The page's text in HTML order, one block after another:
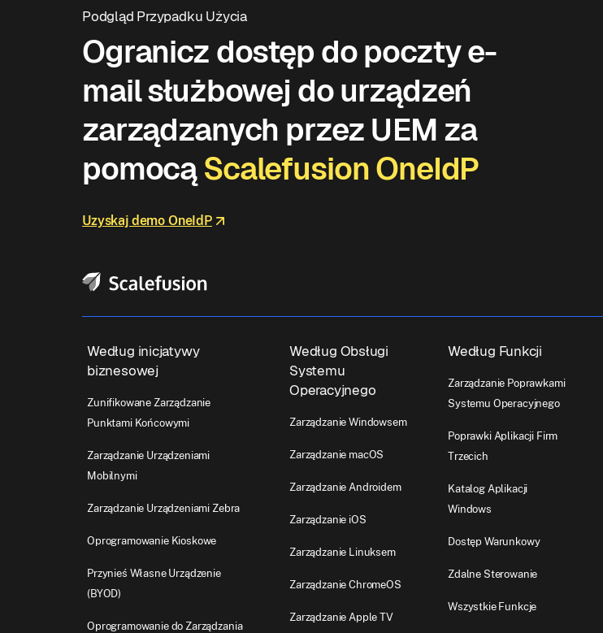
Podgląd Przypadku Użycia
Ogranicz dostęp do poczty e-
mail służbowej do urządzeń
zarządzanych przez UEM za
pomocąScalefusion OneIdP
Uzyskaj demo OneIdP
Według inicjatywy
biznesowej
Zunifikowane Zarządzanie
Punktami Końcowymi
Zarządzanie Urządzeniami
Mobilnymi
Zarządzanie Urządzeniami Zebra
Oprogramowanie Kioskowe
Przynieś Własne Urządzenie
(BYOD)
Oprogramowanie do Zarządzania
Według Obsługi
Systemu
Operacyjnego
Zarządzanie Windowsem
Zarządzanie macOS
Zarządzanie Androidem
Zarządzanie iOS
Zarządzanie Linuksem
Zarządzanie ChromeOS
Zarządzanie Apple TV
Według Funkcji
Zarządzanie Poprawkami
Systemu Operacyjnego
Poprawki Aplikacji Firm
Trzecich
Katalog Aplikacji
Windows
Dostęp Warunkowy
Zdalne Sterowanie
Wszystkie Funkcje